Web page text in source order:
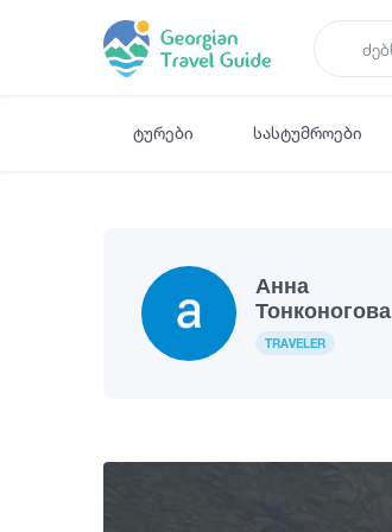
ტურები სასტუმროები
Анна
Тонконогова
TRAVELER